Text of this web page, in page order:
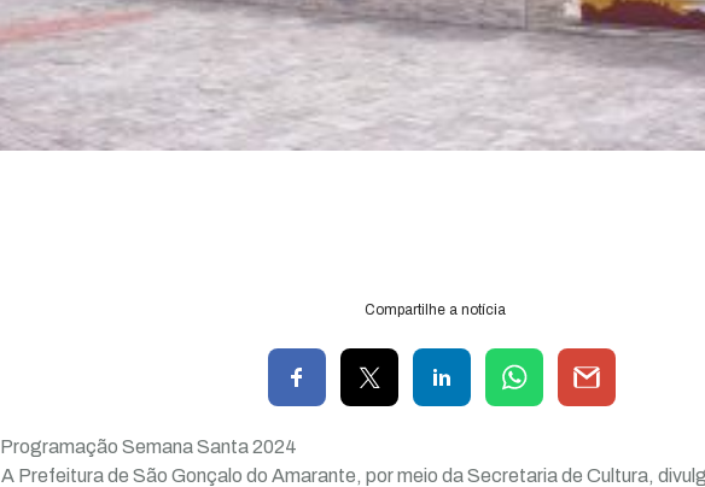
Compartilhe a notícia
Programação Semana Santa 2024
A Prefeitura de São Gonçalo do Amarante, por meio da Secretaria de Cultura,